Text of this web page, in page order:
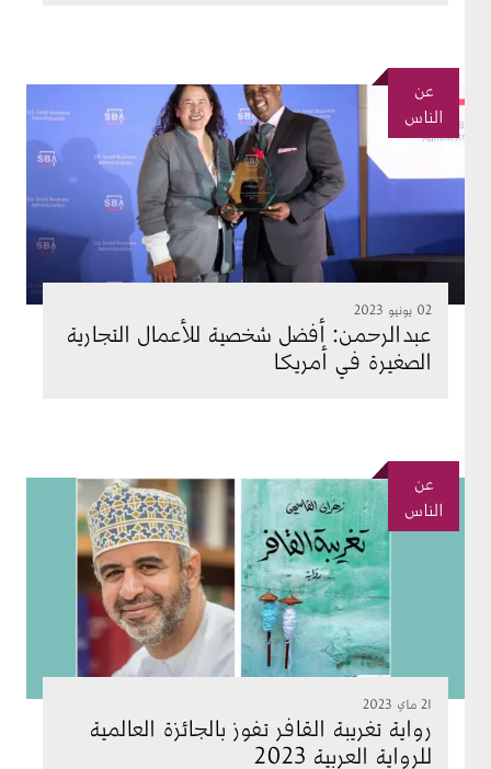
الناس
الصورة
02 يونيو 2023
عبدالرحمن: أفضل شخصية للأعمال التجارية
الصغيرة في أمريكا
عن
الناس
21 ماي 2023
رواية تغريبة القافر تفوز بالجائزة العالمية
للرواية العربية 2023